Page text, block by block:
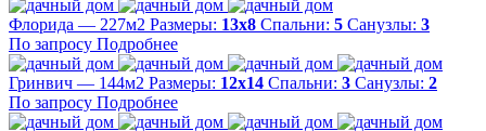
Флорида — 227м2 Размеры: 13х8 Спальни: 5 Санузлы: 3
По запросу Подробнее
Гринвич — 144м2 Размеры: 12х14 Спальни: 3 Санузлы: 2
По запросу Подробнее